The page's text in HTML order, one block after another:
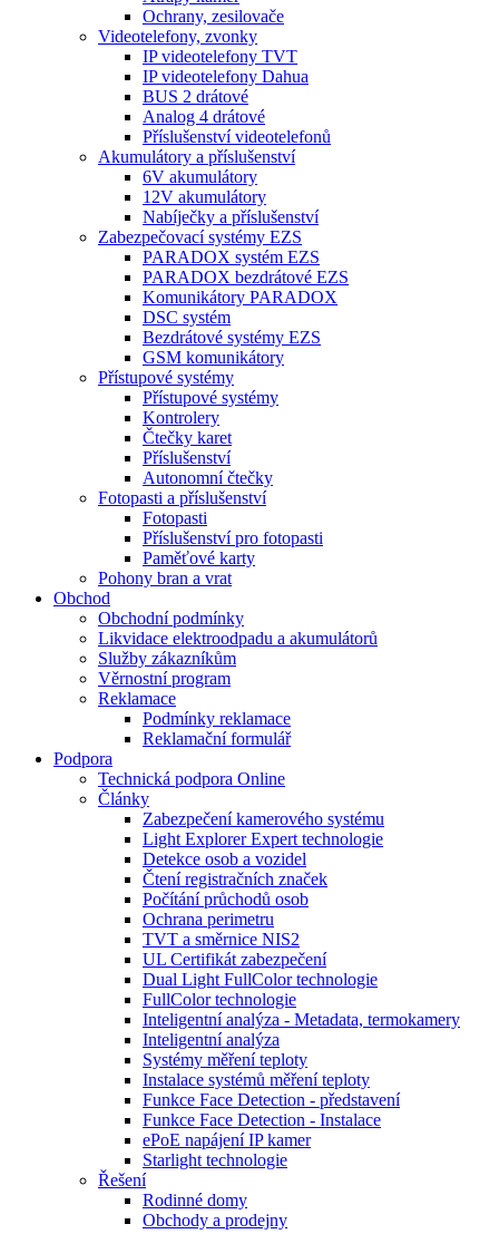
Ochrany, zesilovače
Videotelefony, zvonky
IP videotelefony TVT
IP videotelefony Dahua
BUS 2 drátové
Analog 4 drátové
Příslušenství videotelefonů
Akumulátory a příslušenství
6V akumulátory
12V akumulátory
Nabíječky a příslušenství
Zabezpečovací systémy EZS
PARADOX systém EZS
PARADOX bezdrátové EZS
Komunikátory PARADOX
DSC systém
Bezdrátové systémy EZS
GSM komunikátory
Přístupové systémy
Přístupové systémy
Kontrolery
Čtečky karet
Příslušenství
Autonomní čtečky
Fotopasti a příslušenství
Fotopasti
Příslušenství pro fotopasti
Paměťové karty
Pohony bran a vrat
Obchod
Obchodní podmínky
Likvidace elektroodpadu a akumulátorů
Služby zákazníkům
Věrnostní program
Reklamace
Podmínky reklamace
Reklamační formulář
Podpora
Technická podpora Online
Články
Zabezpečení kamerového systému
Light Explorer Expert technologie
Detekce osob a vozidel
Čtení registračních značek
Počítání průchodů osob
Ochrana perimetru
TVT a směrnice NIS2
UL Certifikát zabezpečení
Dual Light FullColor technologie
FullColor technologie
Inteligentní analýza - Metadata, termokamery
Inteligentní analýza
Systémy měření teploty
Instalace systémů měření teploty
Funkce Face Detection - představení
Funkce Face Detection - Instalace
ePoE napájení IP kamer
Starlight technologie
Řešení
Rodinné domy
Obchody a prodejny